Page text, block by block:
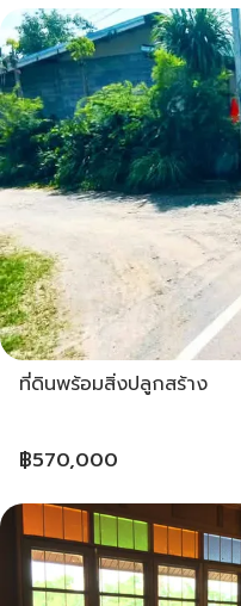
ที่ดินพร้อมสิ่งปลูกสร้าง
฿570,000